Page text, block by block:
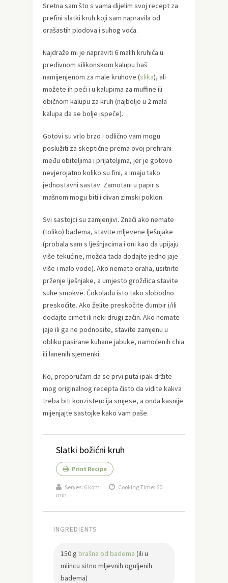
Sretna sam što s vama dijelim svoj recept za
prefini slatki kruh koji sam napravila od
orašastih plodova i suhog voća.
Najdraže mi je napraviti 6 malih kruhića u
predivnom silikonskom kalupu baš
namijenjenom za male kruhove (slika), ali
možete ih peći i u kalupima za muffine ili
običnom kalupu za kruh (najbolje u 2 mala
kalupa da se bolje ispeče).
Gotovi su vrlo brzo i odlično vam mogu
poslužiti za skeptične prema ovoj prehrani
među obiteljima i prijateljima, jer je gotovo
nevjerojatno koliko su fini, a imaju tako
jednostavni sastav. Zamotani u papir s
mašnom mogu biti i divan zimski poklon.
Svi sastojci su zamjenjivi. Znači ako nemate
(toliko) badema, stavite mljevene lješnjake
(probala sam s lješnjacima i oni kao da upijaju
više tekućine, možda tada dodajte jedno jaje
više i malo vode). Ako nemate oraha, usitnite
prženje lješnjake, a umjesto grožđica stavite
suhe smokve. Čokoladu isto tako slobodno
preskočite. Ako želite preskočite đumbir i/ili
dodajte cimet ili neki drugi začin. Ako nemate
jaje ili ga ne podnosite, stavite zamjenu u
obliku pasirane kuhane jabuke, namoćenih chia
ili lanenih sjemenki.
No, preporučam da se prvi puta ipak držite
mog originalnog recepta čisto da vidite kakva
treba biti konzistencija smjese, a onda kasnije
mijenjajte sastojke kako vam paše.
Slatki božićni kruh
Print Recipe
Serves: 6 kom
Cooking Time: 60
min
INGREDIENTS
150 g brašna od badema (ili u
mlincu sitno mljevnih oguljenih
badema)